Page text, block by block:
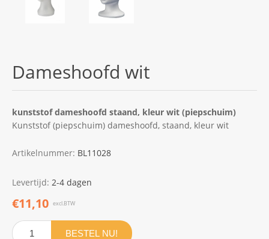
Dameshoofd wit
kunststof dameshoofd staand, kleur wit (piepschuim)
Kunststof (piepschuim) dameshoofd, staand, kleur wit
Artikelnummer: BL11028
Levertijd: 2-4 dagen
€11,10 excl.BTW
BESTEL NU!